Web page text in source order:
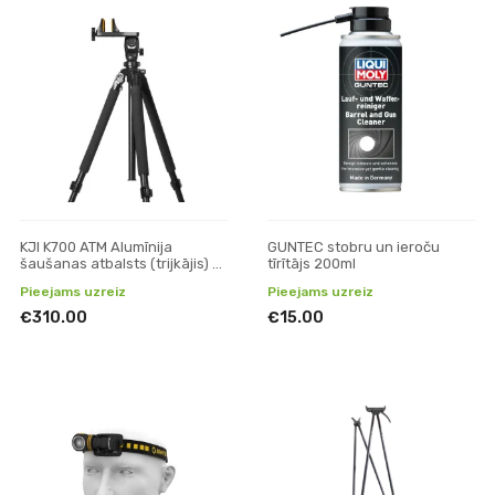
KJI K700 ATM Alumīnija
šaušanas atbalsts (trijkājis) ar
Pieejams uzreiz
€310.00
GUNTEC stobru un ieroču
tīrītājs 200ml
Pieejams uzreiz
€15.00